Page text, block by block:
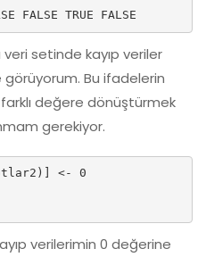
FALSE TRUE FALSE
setinde kayıp veriler
görüyorum. Bu ifadelerin
değere dönüştürmek
gerekiyor.
<- 0
verilerimin 0 değerine